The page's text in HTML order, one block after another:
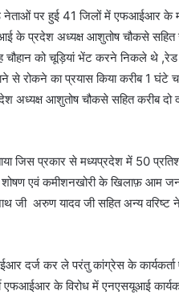
नेताओं पर हुई 41 जिलों में एफआईआर के
के प्रदेश अध्यक्ष आशुतोष चौकसे सहित
चौहान को चूड़ियां भेंट करने निकले थे
रोकने का प्रयास किया करीब 1 घंटे
आशुतोष चौकसे सहित करीब दो
जिस प्रकार से मध्यप्रदेश में 50
एवं कमीशनखोरी के खिलाफ़ आम
जी अरुण यादव जी सहित अन्य
कर ले परंतु कांग्रेस के कार्यकर्ता
के विरोध में एनएसयूआई